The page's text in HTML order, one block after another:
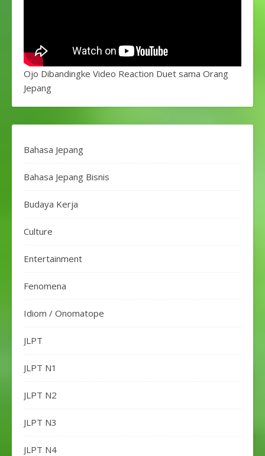
Ojo Dibandingke Video Reaction Duet sama Orang
Jepang
Bahasa Jepang
Bahasa Jepang Bisnis
Budaya Kerja
Culture
Entertainment
Fenomena
Idiom / Onomatope
JLPT
JLPT N1
JLPT N2
JLPT N3
JLPT N4